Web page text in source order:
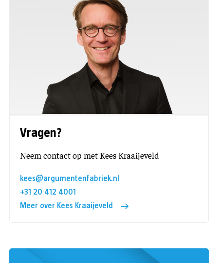
Vragen?
Neem contact op met Kees Kraaijeveld
kees@argumentenfabriek.nl
+31 20 412 4001
Meer over Kees Kraaijeveld